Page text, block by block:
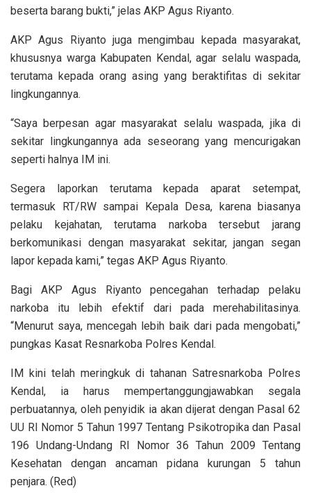
beserta barang bukti,” jelas AKP Agus Riyanto.
AKP Agus Riyanto juga mengimbau kepada masyarakat,
khususnya warga Kabupaten Kendal, agar selalu waspada,
terutama kepada orang asing yang beraktifitas di sekitar
lingkungannya.
“Saya berpesan agar masyarakat selalu waspada, jika di
sekitar lingkungannya ada seseorang yang mencurigakan
seperti halnya IM ini.
Segera laporkan terutama kepada aparat setempat,
termasuk RT/RW sampai Kepala Desa, karena biasanya
pelaku kejahatan, terutama narkoba tersebut jarang
berkomunikasi dengan masyarakat sekitar, jangan segan
lapor kepada kami,” tegas AKP Agus Riyanto.
Bagi AKP Agus Riyanto pencegahan terhadap pelaku
narkoba itu lebih efektif dari pada merehabilitasinya.
“Menurut saya, mencegah lebih baik dari pada mengobati,”
pungkas Kasat Resnarkoba Polres Kendal.
IM kini telah meringkuk di tahanan Satresnarkoba Polres
Kendal, ia harus mempertanggungjawabkan segala
perbuatannya, oleh penyidik ia akan dijerat dengan Pasal 62
UU RI Nomor 5 Tahun 1997 Tentang Psikotropika dan Pasal
196 Undang-Undang RI Nomor 36 Tahun 2009 Tentang
Kesehatan dengan ancaman pidana kurungan 5 tahun
penjara. (Red)